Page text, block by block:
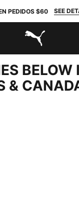
PEDIDOS $60 SEE
PUMA.com
BELOW
&